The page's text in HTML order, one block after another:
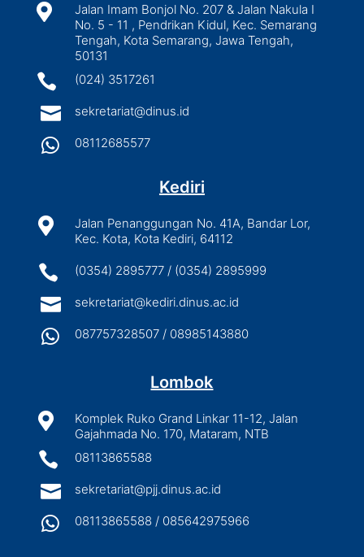

Jalan Imam Bonjol No. 207 & Jalan Nakula I
No. 5 - 11 , Pendrikan Kidul, Kec. Semarang
Tengah, Kota Semarang, Jawa Tengah,
50131
 (024) 3517261
 sekretariat@dinus.id
 08112685577
Kediri

Jalan Penanggungan No. 41A, Bandar Lor,
Kec. Kota, Kota Kediri, 64112
 (0354) 2895777 / (0354) 2895999
 sekretariat@kediri.dinus.ac.id
 087757328507 / 08985143880
Lombok

Komplek Ruko Grand Linkar 11-12, Jalan
Gajahmada No. 170, Mataram, NTB
 08113865588
 sekretariat@pjj.dinus.ac.id
 08113865588 / 085642975966